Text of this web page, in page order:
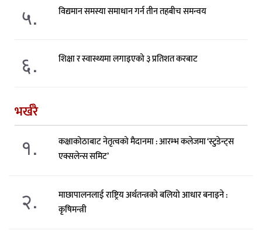
५. विद्यमान समस्या समाधान गर्न तीन तहबीच समन्वय
६. शिक्षा र स्वास्थ्यमा लगाइएको ३ प्रतिशत करबाट
भर्खरै
१.
कक्षाकोठाबाट नेतृत्वको मैदानमा : आरम्भ कलेजमा ‘स्टुडेन्ट्स
एक्सलेन्स समिट’
२.
माछापालनलाई राष्ट्रिय अर्थतन्त्रको बलियो आधार बनाइने :
कृषिमन्त्री